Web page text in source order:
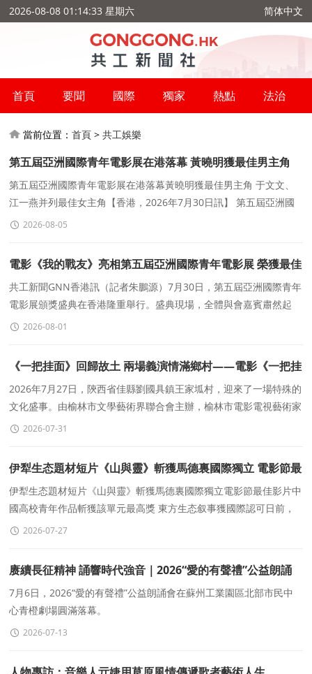
2026-08-08 01:14:33 星期六 简体中文
首頁 要聞 國際 獨家 熱點 法治
當前位置：首頁 >共工娛樂
第五屆亞洲國際青年電影展在港落幕 黃曉明獲最佳男主角
于文文、江一燕并列最佳女主角
第五屆亞洲國際青年電影展在港落幕黃曉明獲最佳男主角 于文文、
江一燕并列最佳女主角【香港，2026年7月30日訊】 第五屆亞洲國
際青年電影展（AIYFF）7月30日晚在香港亞洲電視台舉
2026-08-05
電影《我的戰友》亮相第五屆亞洲國際青年電影展 榮獲最佳
中小成本故事獎
共工新聞GNN香港訊（記者朱鵬源）7月30日，第五屆亞洲國際青年
電影展頒獎盛典在香港隆重舉行。盛典現場，全體與會嘉賓肅然起
立，齊聲奏唱《中華人民共和國國歌》，激昂雄壯的旋律響徹會
2026-08-01
《一把挂面》回歸故土 兩場義演情滿鄉村——電影《一把挂
面》全省巡映走進鄉村見聞錄
2026年7月27日，陝西省佳縣劉國具鎮王家坬村，迎來了一場特殊的
文化盛事。由榆林市文學藝術界聯合會主辦，榆林市電影電視藝術家
協會、陝西金石人文文化傳播有限公司承辦
2026-07-31
伊犁生态題材短片《山與靈》斬獲馬德裏國際獨立 電影節最
佳影片
伊犁生态題材短片《山與靈》斬獲馬德裏國際獨立電影節最佳影片中
國高校青年作品斬獲該單元最高獎 東方生态叙事獲國際認可日前，
第六屆馬德裏國際獨立電影節（FICIMAD）的最佳影片
2026-07-27
赓續長征精神 誦響時代強音｜2026“愛的有聲禮”公益朗誦
會圓滿落幕
7月6日，2026“愛的有聲禮”公益朗誦會在蘇州工業園區北部市民中
心青橙劇場圓滿落幕。
2026-07-13